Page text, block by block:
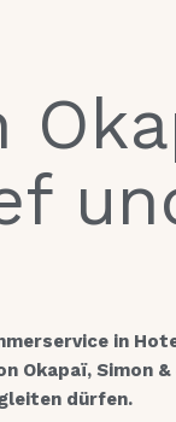
in
Okapaï, Simon
dürfen.